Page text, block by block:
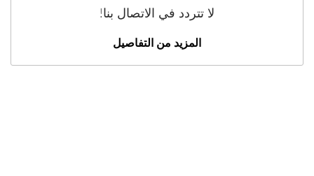
لا تتردد في الاتصال بنا!
المزيد من التفاصيل